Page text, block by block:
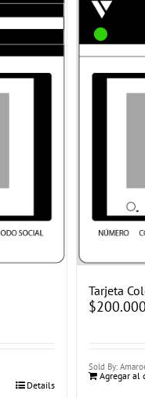
Details
Tarjeta
$200.000
Sold By:
Agregar al